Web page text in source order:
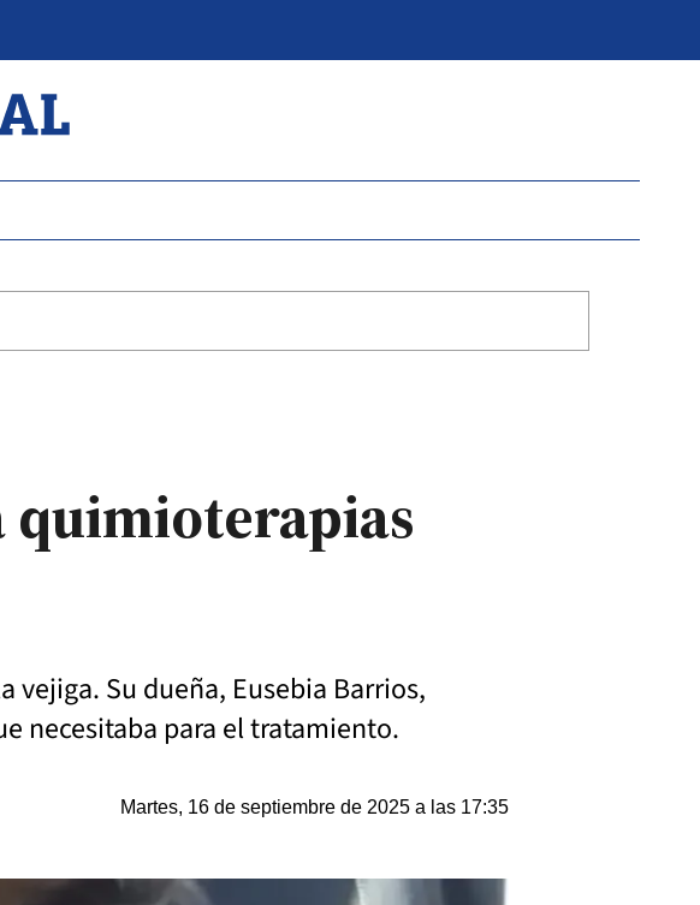
quimioterapias
Su dueña, Eusebia Barrios,
necesitaba para el tratamiento.
Martes, 16 de septiembre de 2025 a las 17:35